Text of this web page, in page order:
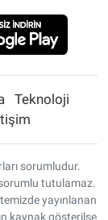
Teknoloji
sorumludur.
tutulamaz.
yayınlanan
kaynak gösterilse